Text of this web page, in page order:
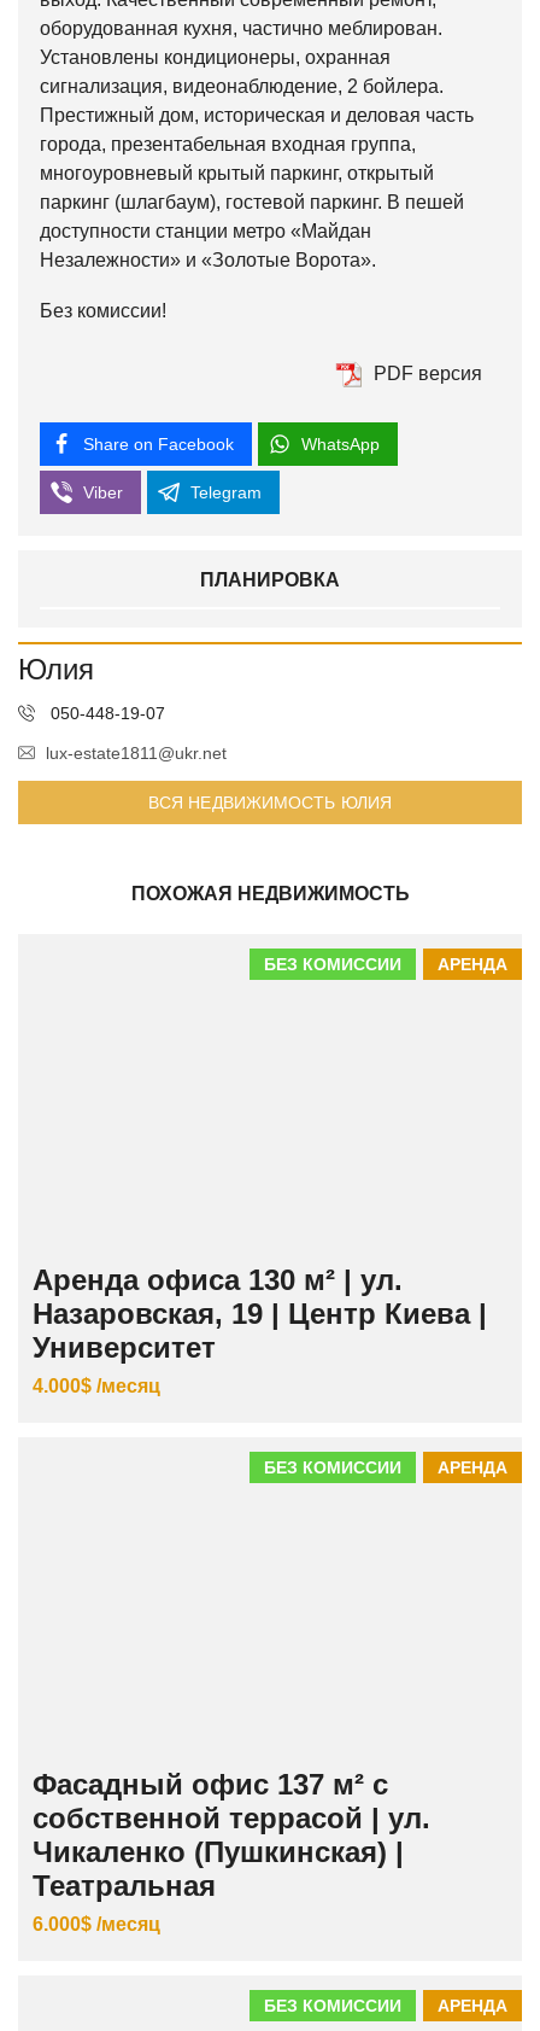
оборудованная кухня, частично меблирован.
Установлены кондиционеры, охранная
сигнализация, видеонаблюдение, 2 бойлера.
Престижный дом, историческая и деловая часть
города, презентабельная входная группа,
многоуровневый крытый паркинг, открытый
паркинг (шлагбаум), гостевой паркинг. В пешей
доступности станции метро «Майдан
Незалежности» и «Золотые Ворота».
Без комиссии!
PDF версия
Share on Facebook WhatsApp
Viber Telegram
ПЛАНИРОВКА
Юлия
050-448-19-07
lux-estate1811@ukr.net
ВСЯ НЕДВИЖИМОСТЬ ЮЛИЯ
ПОХОЖАЯ НЕДВИЖИМОСТЬ
АРЕНДА
БЕЗ КОМИССИИ
Аренда офиса 130 м² | ул.
Назаровская, 19 | Центр Киева |
Университет
4.000$ /месяц
АРЕНДА
БЕЗ КОМИССИИ
Фасадный офис 137 м² с
собственной террасой | ул.
Чикаленко (Пушкинская) |
Театральная
6.000$ /месяц
АРЕНДА
БЕЗ КОМИССИИ